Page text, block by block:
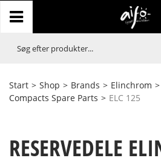
Start > Shop > Brands > Elinchrom >
Compacts Spare Parts > ELC 125
RESERVEDELE